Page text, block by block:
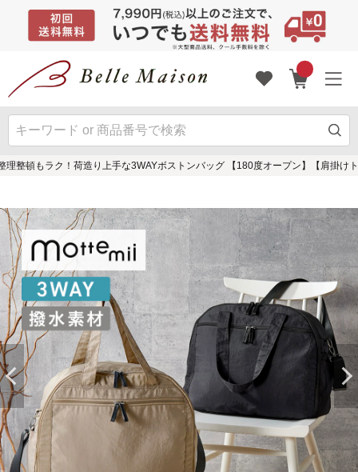
理整頓もラク！荷造り上手な3WAYボストンバッグ 【180度オープン】【肩掛け